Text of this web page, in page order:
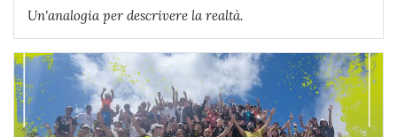
Un'analogia per descrivere la realtà.